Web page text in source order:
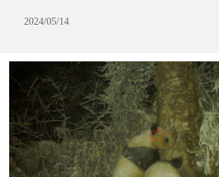
市密云区太师屯镇小漕村村委会成功举办村
大学生命科学学院、国际鹤类基金会以及广
金会的支持。
2024/05/14